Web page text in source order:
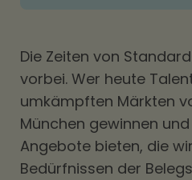
Die Zeiten von
vorbei. Wer heute
umkämpften Märkten
München gewinnen
Angebote bieten, die
Bedürfnissen der